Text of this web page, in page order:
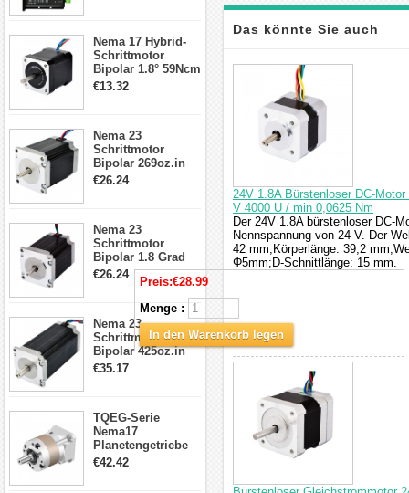
Schrittmotor
Nema 17 Hybrid-
Schrittmotor
Bipolar 1.8° 59Ncm
2A 4 Drähte mit 1m
€13.32
Nema 23
Schrittmotor
Bipolar 269oz.in
2,8A 57x57x76mm
€26.24
Nema 23
Schrittmotor
Bipolar 1.8 Grad
1.9Nm 3A 3.36V 4
Drähte CNC
CNC Fräse
€26.24
Nema 23
Schrittmotor
Bipolar 425oz.in
4.2A 57x57x114mm
€35.17
TQEG-Serie
Nema17
Planetengetriebe
5:1 Spiel 15Arc-
€42.42
Das könnte Sie auch
interessieren
24V 1.8A Bürstenloser DC-
V 4000 U / min 0,0625 Nm
Der 24V 1.8A bürstenloser DC-
Nennspannung von 24 V. Der
42 mm;Körperlänge: 39,2
Φ5mm;D-Schnittlänge: 15 mm.
Preis:€28.99
Menge :
In den Warenkorb legen